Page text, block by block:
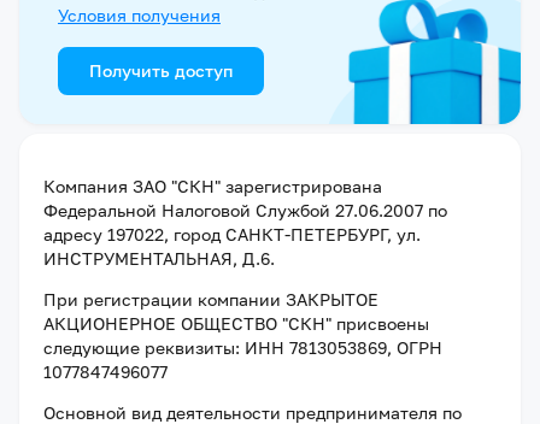
Условия получения
Получить доступ
Компания ЗАО "СКН" зарегистрирована
Федеральной Налоговой Службой 27.06.2007 по
адресу 197022, город САНКТ-ПЕТЕРБУРГ, ул.
ИНСТРУМЕНТАЛЬНАЯ, Д.6.
При регистрации компании ЗАКРЫТОЕ
АКЦИОНЕРНОЕ ОБЩЕСТВО "СКН" присвоены
следующие реквизиты: ИНН 7813053869, ОГРН
1077847496077
Основной вид деятельности предпринимателя по